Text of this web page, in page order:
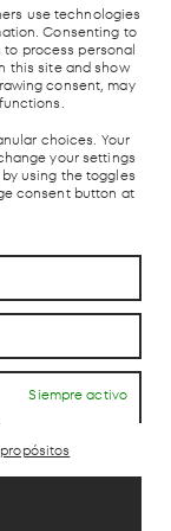
use technologies
Consenting to
process personal
this site and show
consent, may
choices. Your
your settings
using the toggles
consent button at
Siempre activo